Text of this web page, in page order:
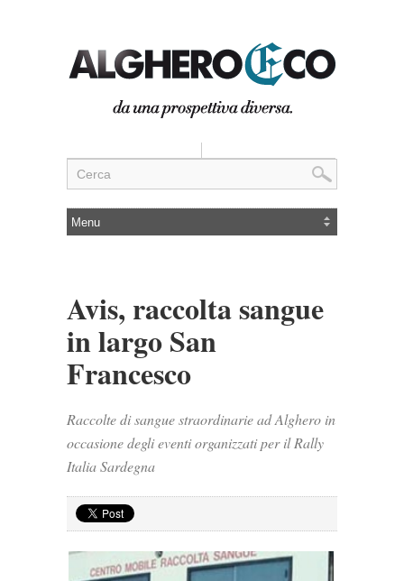
Avis, raccolta sangue
in largo San
Francesco
Raccolte di sangue straordinarie ad Alghero in
occasione degli eventi organizzati per il Rally
Italia Sardegna